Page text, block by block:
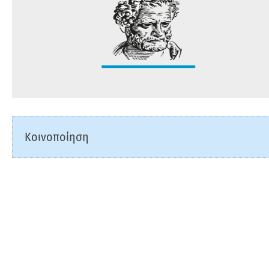
Κοινοποίηση